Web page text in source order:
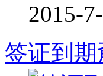
2015-
签证到